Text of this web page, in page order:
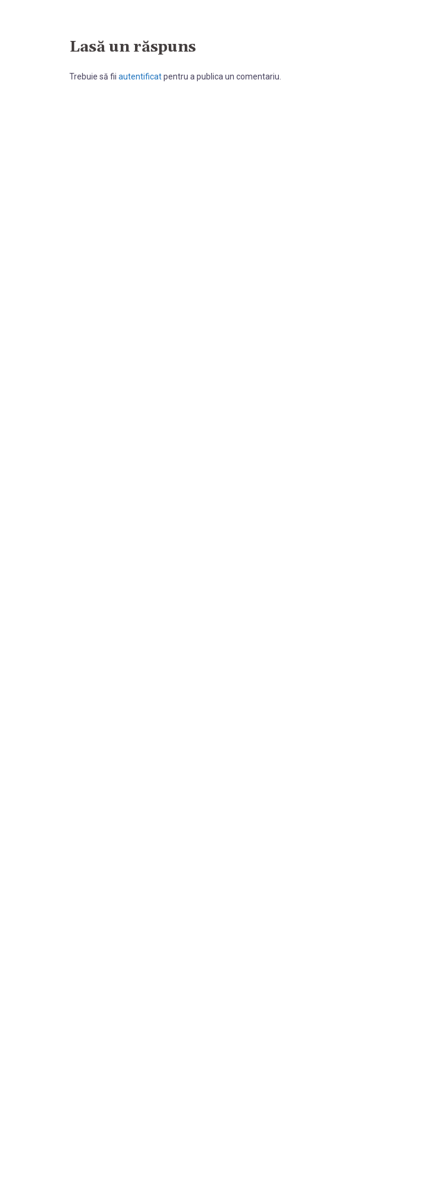
Lasă un răspuns
Trebuie să fii autentificatpentru a publica un comentariu.